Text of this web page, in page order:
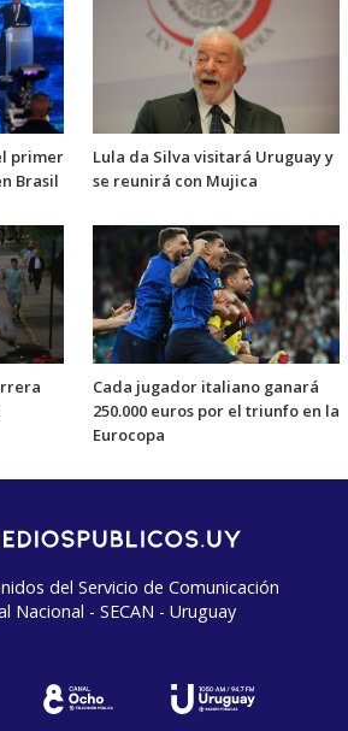
primer
Brasil
Lula da Silva visitará Uruguay y
se reunirá con Mujica
Cada jugador italiano ganará
250.000 euros por el triunfo en la
Eurocopa
del Servicio de Comunicación
Nacional - SECAN - Uruguay